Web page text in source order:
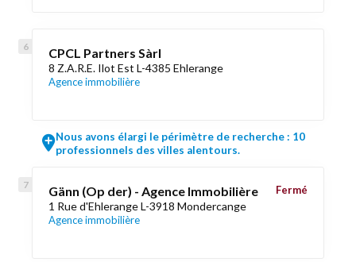
CPCL Partners Sàrl
8 Z.A.R.E. Ilot Est L-4385 Ehlerange
Agence immobilière
Nous avons élargi le périmètre de recherche : 10
professionnels des villes alentours.
Gänn (Op der) - Agence Immobilière
1 Rue d'Ehlerange L-3918 Mondercange
Agence immobilière
Fermé